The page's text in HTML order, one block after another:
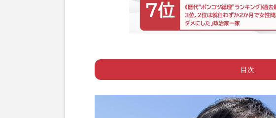
目次
Page 1 ー 石丸氏の“大胆すぎる”発言に困惑